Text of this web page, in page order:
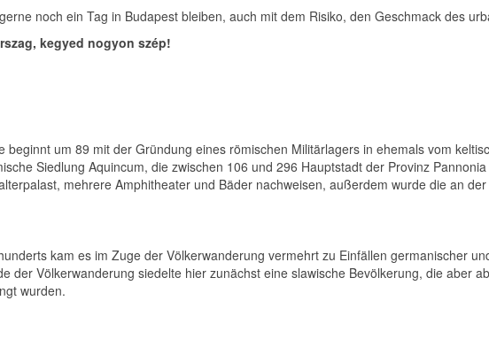
noch ein Tag in Budapest bleiben, auch mit dem Risiko, den Geschmack des
kegyed nogyon szép!
beginnt um 89 mit der Gründung eines römischen Militärlagers in ehemals vom
Siedlung Aquincum, die zwischen 106 und 296 Hauptstadt der Provinz
mehrere Amphitheater und Bäder nachweisen, außerdem wurde die an
kam es im Zuge der Völkerwanderung vermehrt zu Einfällen germanischer
der Völkerwanderung siedelte hier zunächst eine slawische Bevölkerung, die aber
wurden.